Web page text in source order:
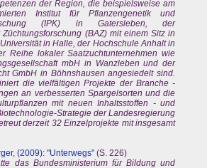
der Region, die beispielsweise am
Institut für Pflanzengenetik und
(IPK) in Gatersleben, der
(BAZ) mit einem Sitz in
in Halle, der Hochschule Anhalt in
Reihe lokaler Saatzuchtunternehmen wie
mbH in Wanzleben und der
GmbH in Böhnshausen angesiedelt sind.
die vielfältigen Projekte der Branche -
an verbesserten Spargelsorten und die
mit neuen Inhaltsstoffen - und
Strategie der Landesregierung
derzeit 32 Einzelprojekte mit insgesamt
(2009): "Unterwegs" (S. 226)
das Bundesministerium für Bildung und